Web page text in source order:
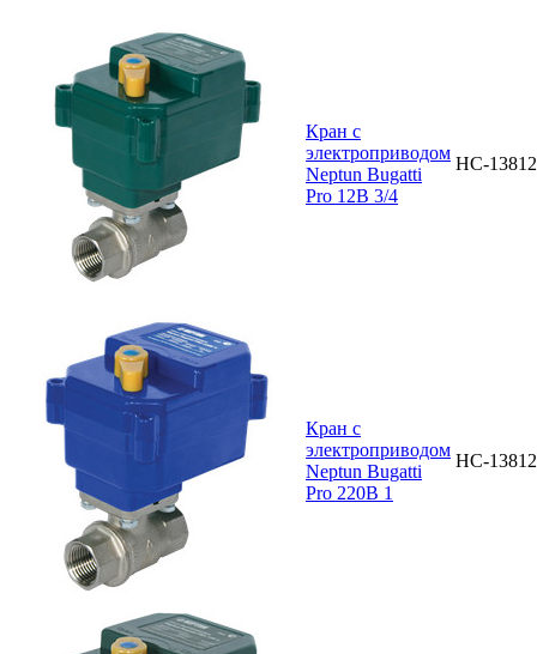
Кран с
электроприводом
Neptun Bugatti
Pro 12В 3/4
НС-
Кран с
электроприводом
Neptun Bugatti
Pro 220В 1
НС-